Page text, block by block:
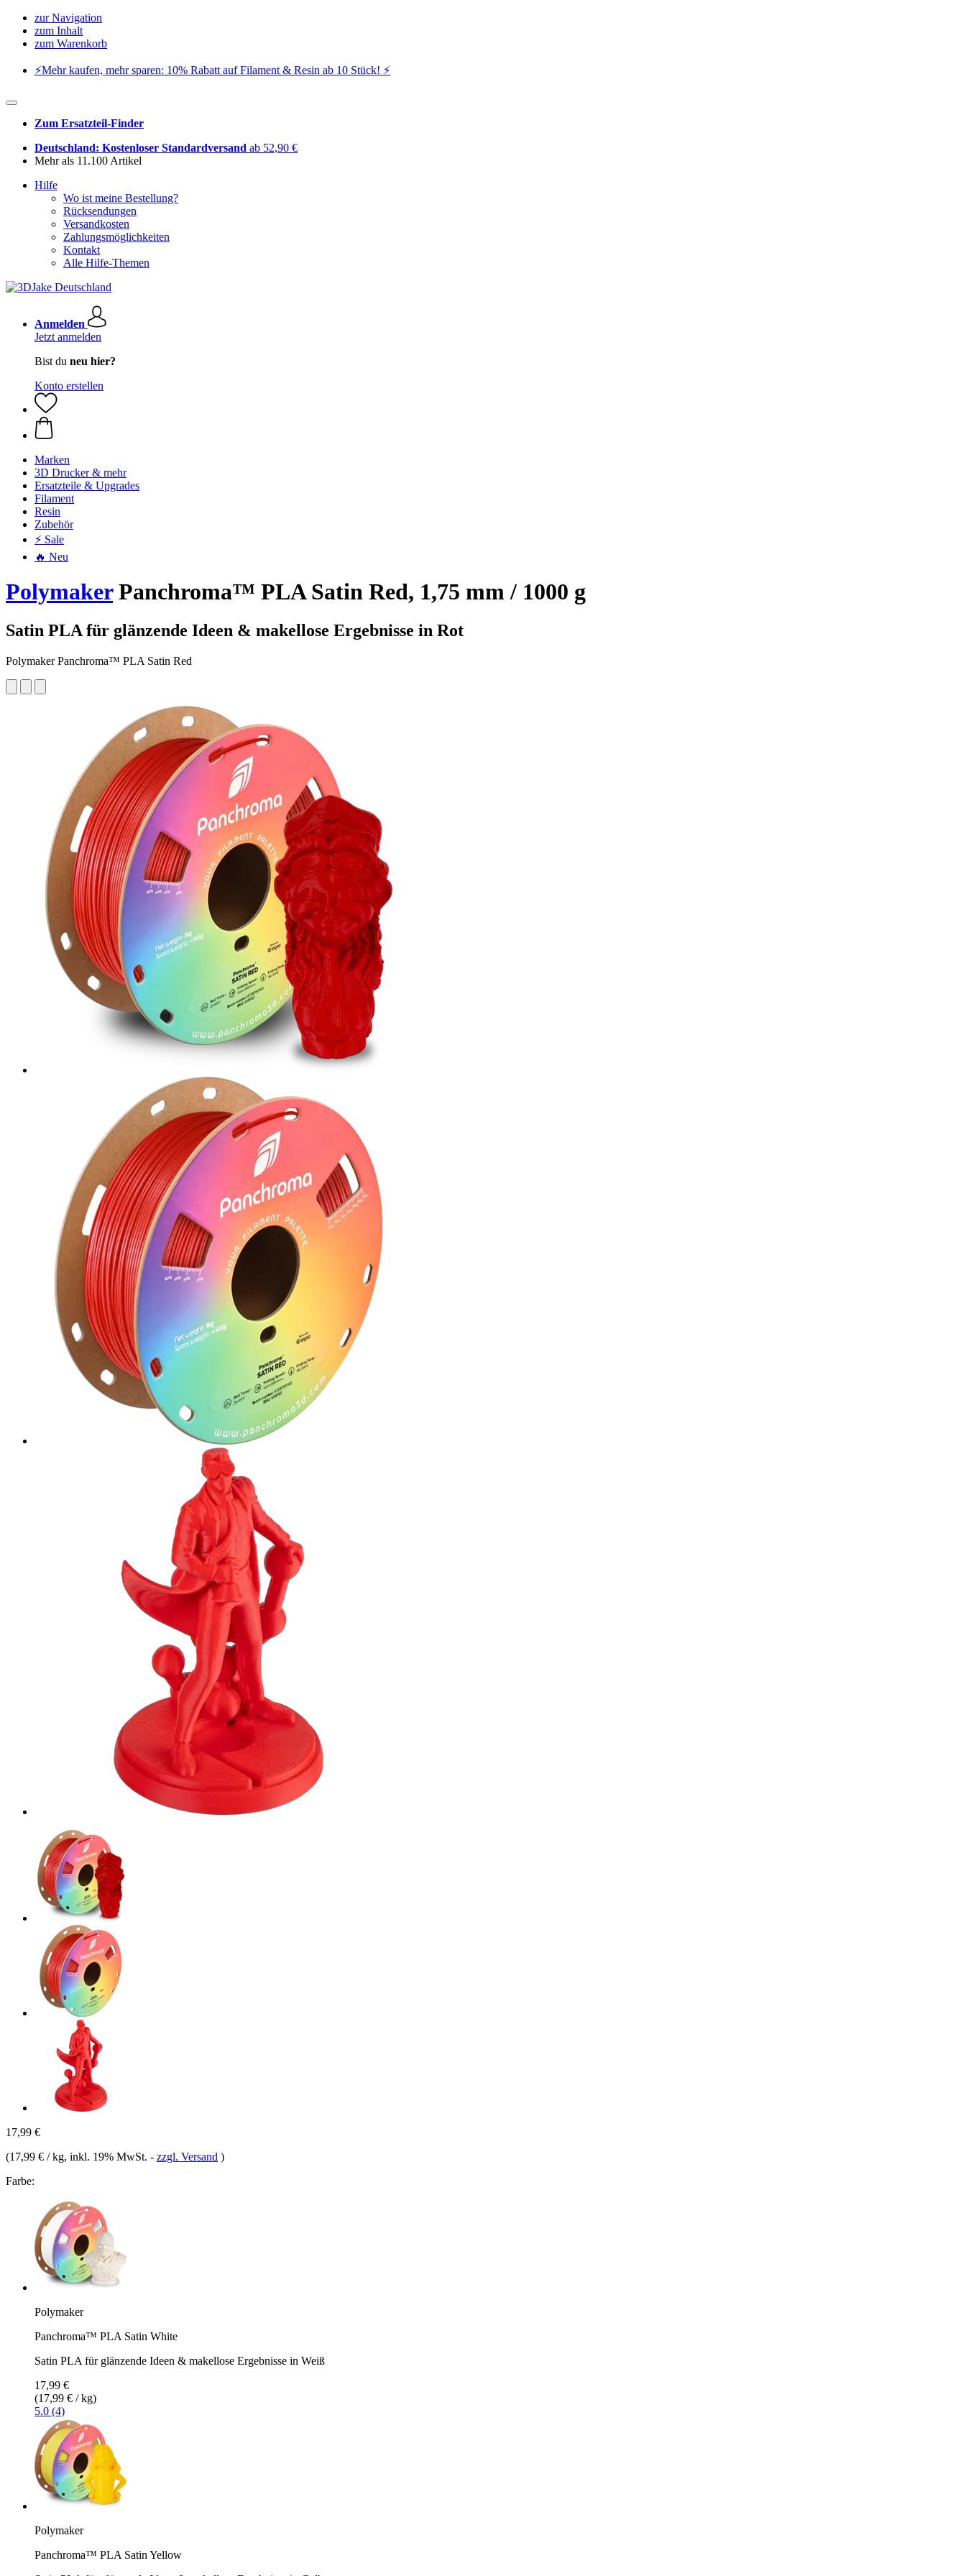
zur Navigation
zum Inhalt
zum Warenkorb
⚡️Mehr kaufen, mehr sparen: 10% Rabatt auf Filament & Resin ab 10 Stück! ⚡️
Zum Ersatzteil-Finder
Deutschland: Kostenloser Standardversand ab 52,90 €
Mehr als 11.100 Artikel
Hilfe
Wo ist meine Bestellung?
Rücksendungen
Versandkosten
Zahlungsmöglichkeiten
Kontakt
Alle Hilfe-Themen
Anmelden
Jetzt anmelden
Bist du neu hier?
Konto erstellen
Marken
3D Drucker & mehr
Ersatzteile & Upgrades
Filament
Resin
Zubehör
⚡ Sale
🔥 Neu
PolymakerPanchroma™ PLA Satin Red, 1,75 mm / 1000 g
Satin PLA für glänzende Ideen & makellose Ergebnisse in Rot
Polymaker Panchroma™ PLA Satin Red
17,99 €
(17,99 € / kg, inkl. 19% MwSt. - zzgl. Versand )
Farbe:
Polymaker
Panchroma™ PLA Satin White
Satin PLA für glänzende Ideen & makellose Ergebnisse in Weiß
17,99 €
(17,99 € / kg)
5.0 (4)
Polymaker
Panchroma™ PLA Satin Yellow